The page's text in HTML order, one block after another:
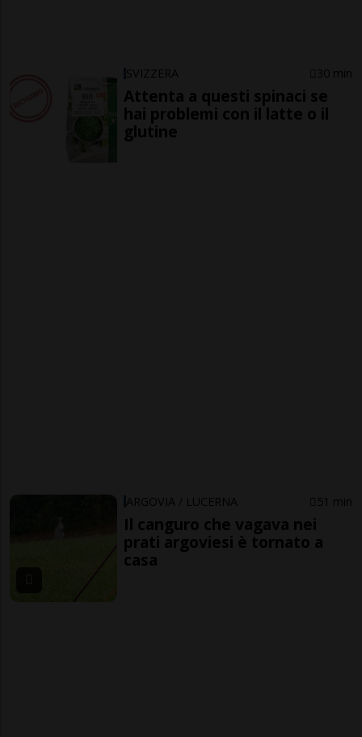
SVIZZERA 30 min
Attenta a questi spinaci se
hai problemi con il latte o il
glutine
ARGOVIA / LUCERNA 51 min
Il canguro che vagava nei
prati argoviesi è tornato a
casa